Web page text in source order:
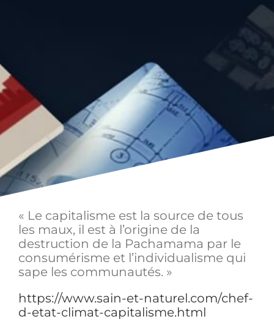
« Le capitalisme est la source de tous
les maux, il est à l’origine de la
destruction de la Pachamama par le
consumérisme et l’individualisme qui
sape les communautés. »
https://www.sain-et-naturel.com/chef-
d-etat-climat-capitalisme.html